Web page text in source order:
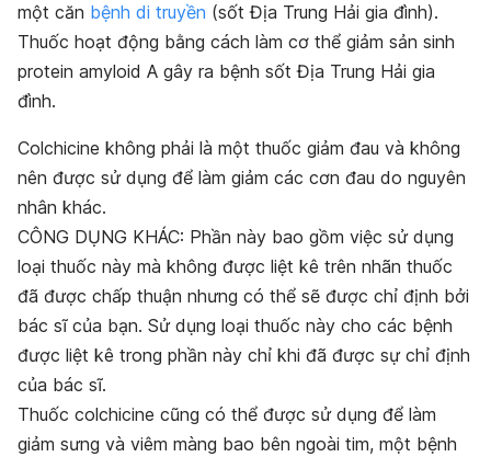
một căn bệnh di truyền (sốt Địa Trung Hải gia đình).
Thuốc hoạt động bằng cách làm cơ thể giảm sản sinh
protein amyloid A gây ra bệnh sốt Địa Trung Hải gia
đình.
Colchicine không phải là một thuốc giảm đau và không
nên được sử dụng để làm giảm các cơn đau do nguyên
nhân khác.
CÔNG DỤNG KHÁC: Phần này bao gồm việc sử dụng
loại thuốc này mà không được liệt kê trên nhãn thuốc
đã được chấp thuận nhưng có thể sẽ được chỉ định bởi
bác sĩ của bạn. Sử dụng loại thuốc này cho các bệnh
được liệt kê trong phần này chỉ khi đã được sự chỉ định
của bác sĩ.
Thuốc colchicine cũng có thể được sử dụng để làm
giảm sưng và viêm màng bao bên ngoài tim, một bệnh